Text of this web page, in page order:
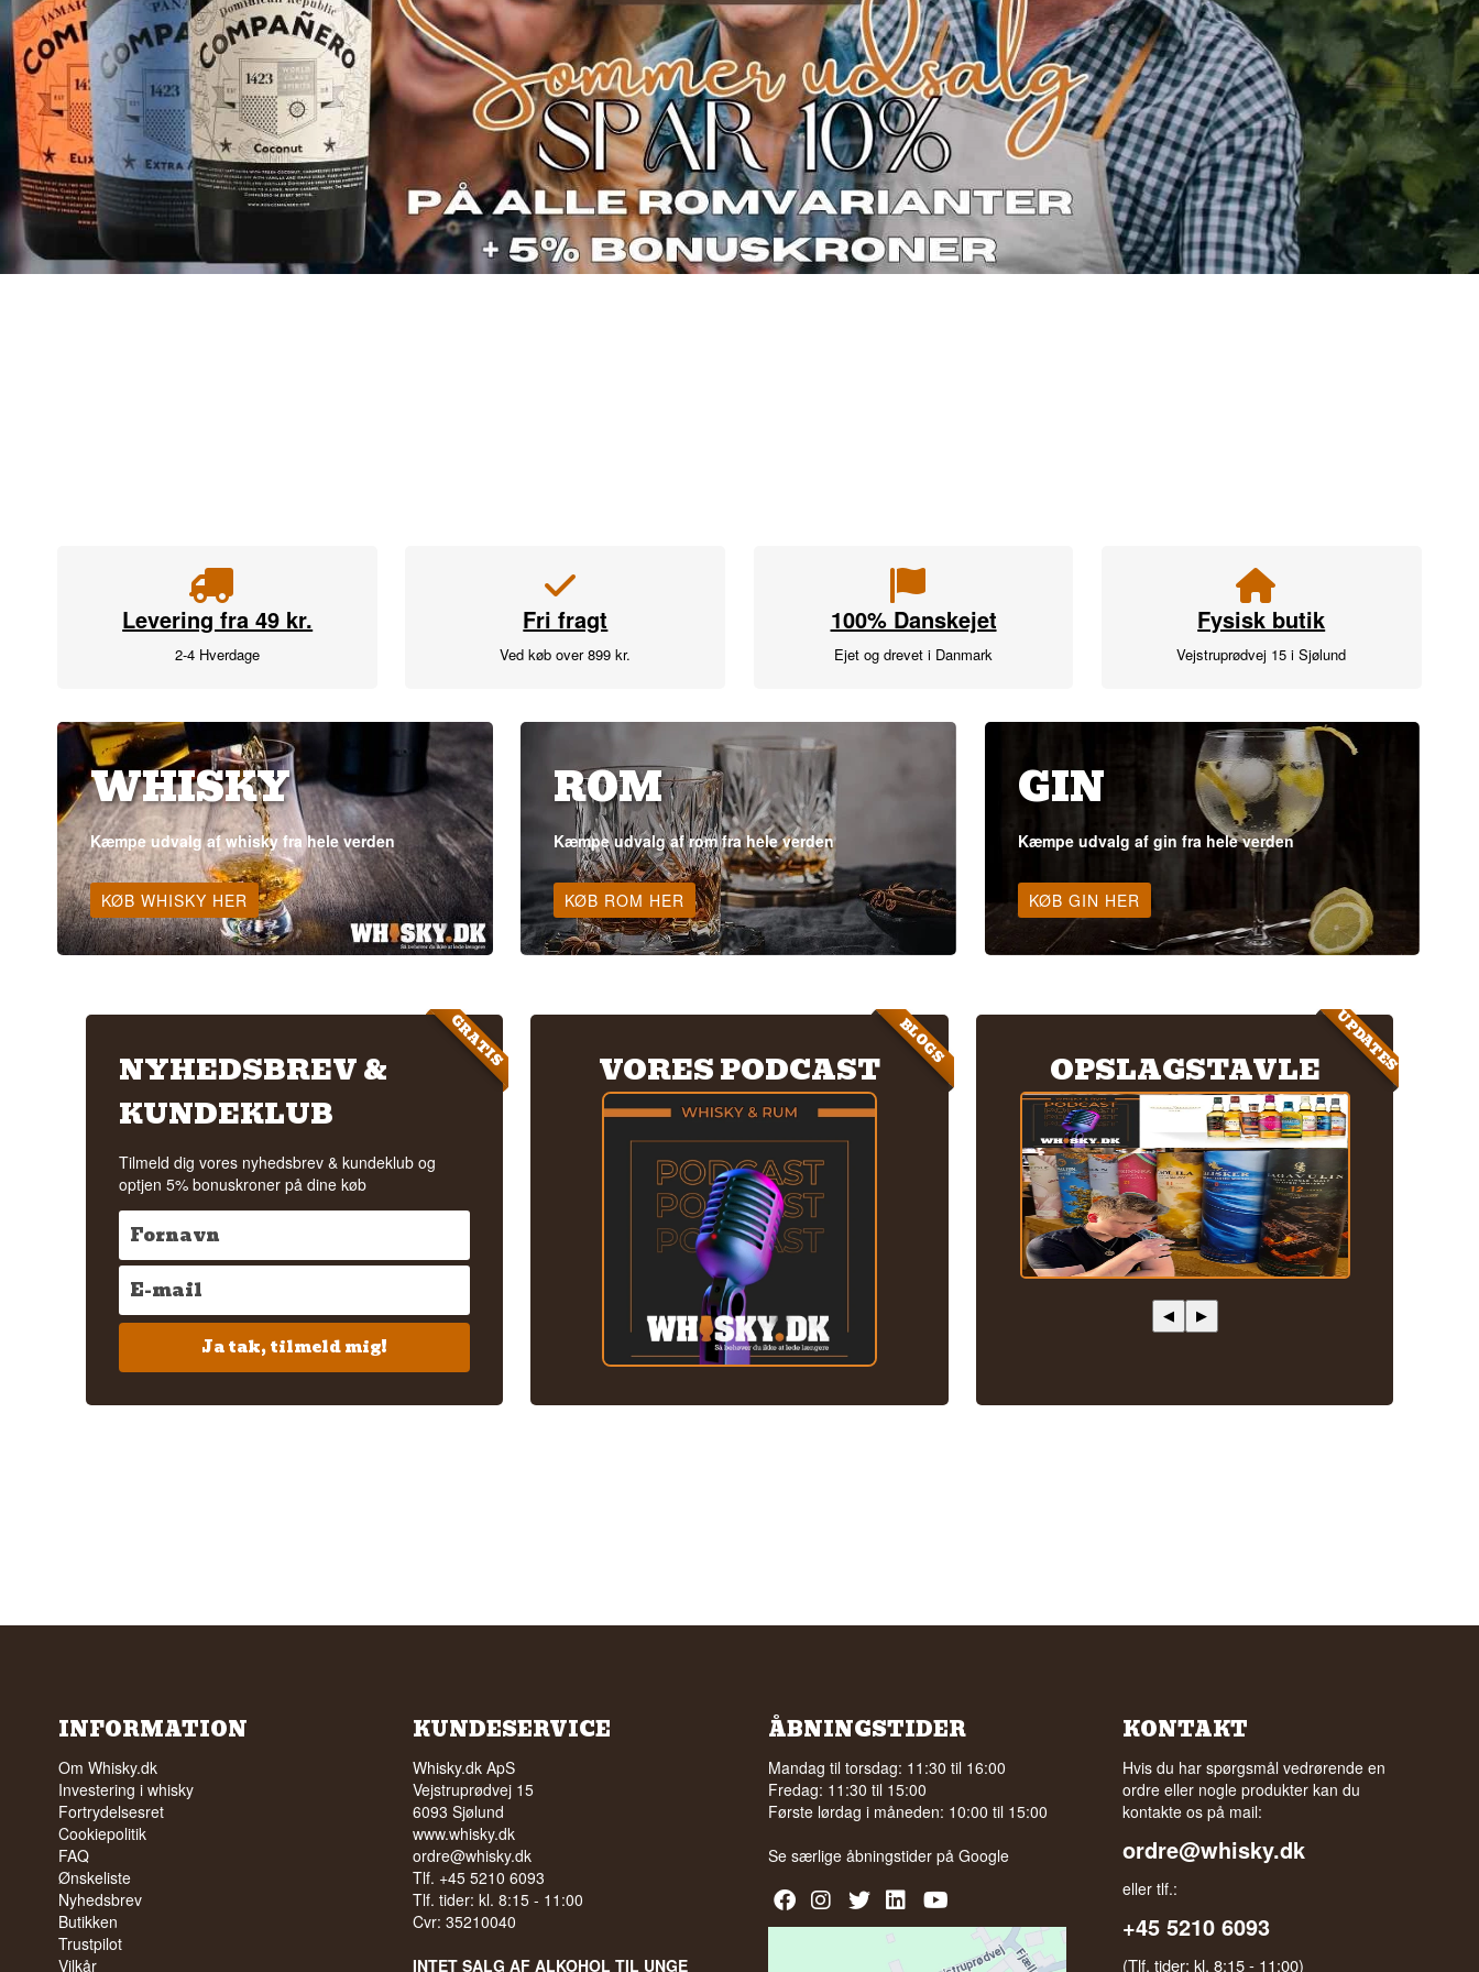
Levering fra 49 kr.
2-4 Hverdage
Fri fragt
Ved køb over 899 kr.
100% Danskejet
Ejet og drevet i Danmark
Fysisk butik
Vejstruprødvej 15 i Sjølund
WHISKY
Kæmpe udvalg af whisky fra hele verden
KØB WHISKY HER
ROM
Kæmpe udvalg af rom fra hele verden
KØB ROM HER
GIN
Kæmpe udvalg af gin fra hele verden
KØB GIN HER
GRATIS
NYHEDSBREV &
KUNDEKLUB
Tilmeld dig vores nyhedsbrev & kundeklub og
optjen 5% bonuskroner på dine køb
Ja tak, tilmeld mig!
BLOGS
VORES PODCAST UPDATES
OPSLAGSTAVLE
◀ ▶
INFORMATION
Om Whisky.dk
Investering i whisky
Fortrydelsesret
Cookiepolitik
FAQ
Ønskeliste
Nyhedsbrev
Butikken
Trustpilot
Vilkår
KUNDESERVICE
Whisky.dk ApS
Vejstruprødvej 15
6093 Sjølund
www.whisky.dk
ordre@whisky.dk
Tlf. +45 5210 6093
Tlf. tider: kl. 8:15 - 11:00
Cvr: 35210040
INTET SALG AF ALKOHOL TIL UNGE
ÅBNINGSTIDER
Mandag til torsdag: 11:30 til 16:00
Fredag: 11:30 til 15:00
Første lørdag i måneden: 10:00 til 15:00
Se særlige åbningstider på Google
KONTAKT
Hvis du har spørgsmål vedrørende en
ordre eller nogle produkter kan du
kontakte os på mail:
ordre@whisky.dk
eller tlf.:
+45 5210 6093
(Tlf. tider: kl. 8:15 - 11:00)